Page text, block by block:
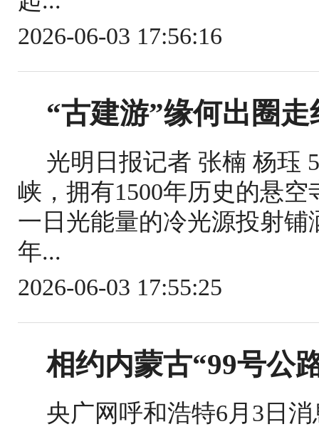
2026-06-03 17:56:16
“古建游”缘何出圈走
光明日报记者 张楠 杨珏
峡，拥有1500年历史的悬
一日光能量的冷光源投射
年...
2026-06-03 17:55:25
相约内蒙古“99号公
央广网呼和浩特6月3日